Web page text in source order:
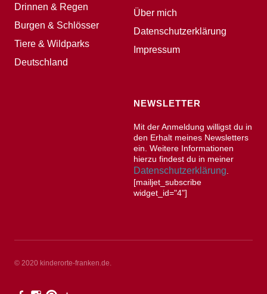
Drinnen & Regen
Burgen & Schlösser
Tiere & Wildparks
Deutschland
Über mich
Datenschutzerklärung
Impressum
NEWSLETTER
Mit der Anmeldung willigst du in
den Erhalt meines Newsletters
ein. Weitere Informationen
hierzu findest du in meiner
Datenschutzerklärung
[mailjet_subscribe
widget_id="4"]
© 2020 kinderorte-franken.de